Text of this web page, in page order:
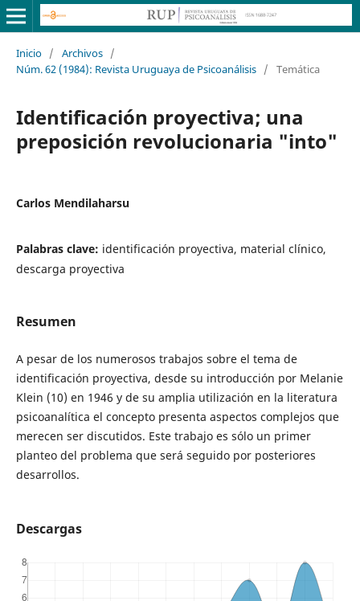
Inicio / Archivos /
Núm. 62 (1984): Revista Uruguaya de Psicoanálisis / Temática
Identificación proyectiva; una
preposición revolucionaria "into"
Carlos Mendilaharsu
Palabras clave: identificación proyectiva, material clínico,
descarga proyectiva
Resumen
A pesar de los numerosos trabajos sobre el tema de
identificación proyectiva, desde su introducción por Melanie
Klein (10) en 1946 y de su amplia utilización en la literatura
psicoanalítica el concepto presenta aspectos complejos que
merecen ser discutidos. Este trabajo es sólo un primer
planteo del problema que será seguido por posteriores
desarrollos.
Descargas